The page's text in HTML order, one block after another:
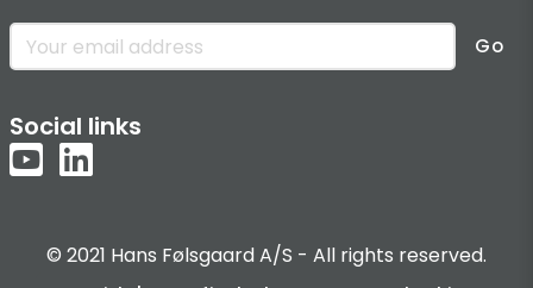
Go
Social links
© 2021 Hans Følsgaard A/S - All rights reserved.